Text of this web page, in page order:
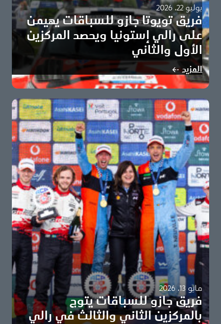
يوليو 22، 2026
فريق تويوتا جازو للسباقات يهيمن
على رالي إستونيا ويحصد المركزين
الأول والثاني
سامي باجاري وماركو سالمينين يحققان أول انتصاراتهما في
بطولة العالم للراليات على متن مركبة تويوتا…
المزيد
مايو 13، 2026
فريق جازو للسباقات يتوج
بالمركزين الثاني والثالث في رالي